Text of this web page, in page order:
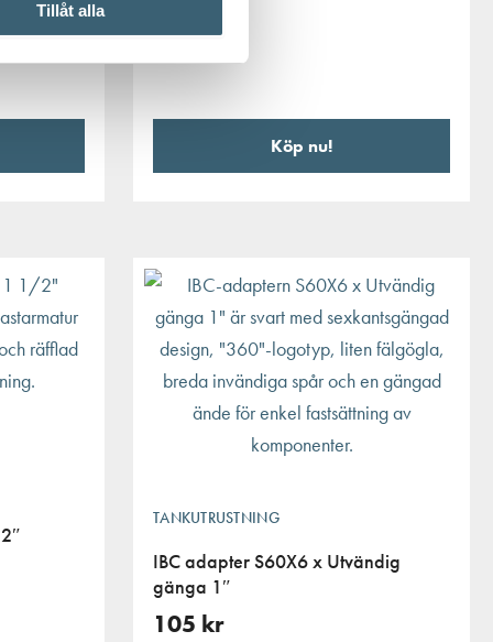
Tillåt alla
375kr
Köp nu!
TANKUTRUSTNING
IBC adapter S60X6 x Utvändig
gänga 1″
105 kr